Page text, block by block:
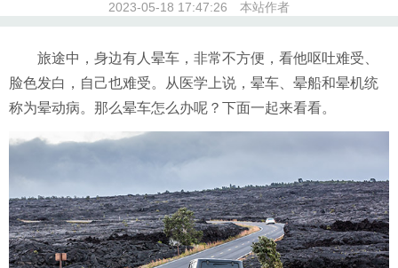
2023-05-18 17:47:26 本站作者
旅途中，身边有人晕车，非常不方便，看他呕吐难受、
脸色发白，自己也难受。从医学上说，晕车、晕船和晕机统
称为晕动病。那么晕车怎么办呢？下面一起来看看。